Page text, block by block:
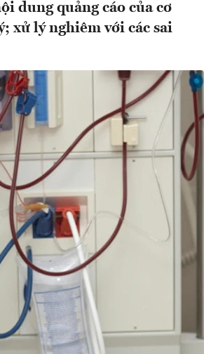
dung quảng cáo của cơ
xử lý nghiêm với các sai